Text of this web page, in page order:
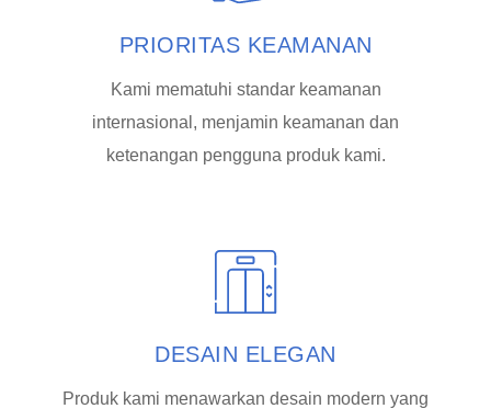
PRIORITAS KEAMANAN
Kami mematuhi standar keamanan
internasional, menjamin keamanan dan
ketenangan pengguna produk kami.
DESAIN ELEGAN
Produk kami menawarkan desain modern yang